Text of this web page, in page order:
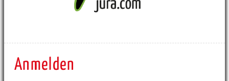
Anmelden